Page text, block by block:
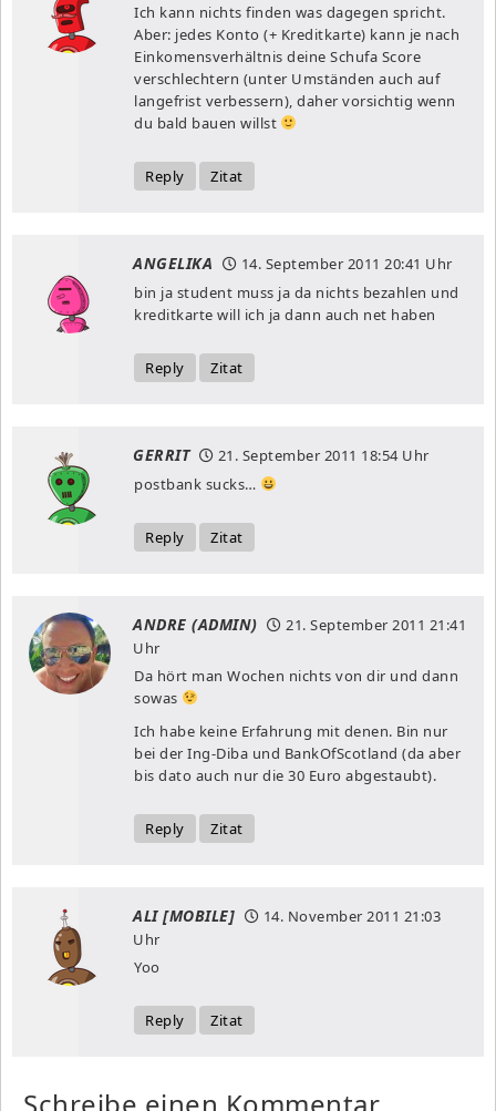
Ich kann nichts finden was dagegen spricht.
Aber: jedes Konto (+ Kreditkarte) kann je nach
Einkomensverhältnis deine Schufa Score
verschlechtern (unter Umständen auch auf
langefrist verbessern), daher vorsichtig wenn
du bald bauen willst
Reply Zitat
ANGELIKA 14. September 2011 20:41 Uhr
bin ja student muss ja da nichts bezahlen und
kreditkarte will ich ja dann auch net haben
Reply Zitat
GERRIT 21. September 2011 18:54 Uhr
postbank sucks…
Reply Zitat
ANDRE (ADMIN) 21. September 2011 21:41
Uhr
Da hört man Wochen nichts von dir und dann
sowas
Ich habe keine Erfahrung mit denen. Bin nur
bei der Ing-Diba und BankOfScotland (da aber
bis dato auch nur die 30 Euro abgestaubt).
Reply Zitat
ALI [MOBILE] 14. November 2011 21:03
Uhr
Yoo
Reply Zitat
Schreibe einen Kommentar